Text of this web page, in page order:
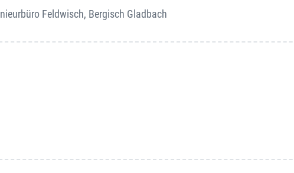
Feldwisch, Bergisch Gladbach